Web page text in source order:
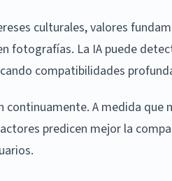
culturales, valores
fotografías. La IA puede
compatibilidades
A medida que
predicen mejor la